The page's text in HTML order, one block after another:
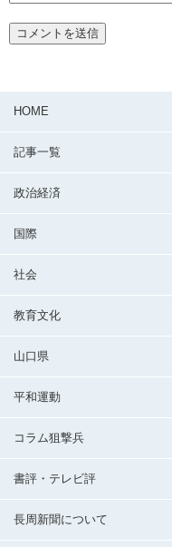
HOME
記事一覧
政治経済
国際
社会
教育文化
山口県
平和運動
コラム狙撃兵
書評・テレビ評
長周新聞について